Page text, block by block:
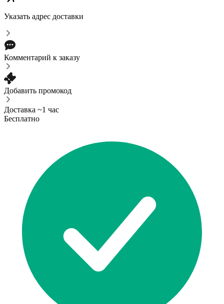
Указать адрес доставки
Комментарий к заказу
Добавить промокод
Доставка ~1 час
Бесплатно